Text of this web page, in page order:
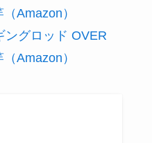
Amazon）
ングロッド OVER
Amazon）